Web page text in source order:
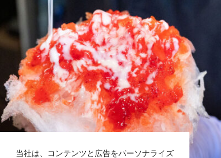
当社は、コンテンツと広告をパーソナライズ